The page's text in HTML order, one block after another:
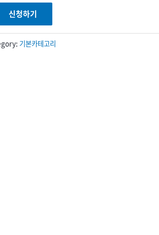
전문가
신청하기
기본카테고리